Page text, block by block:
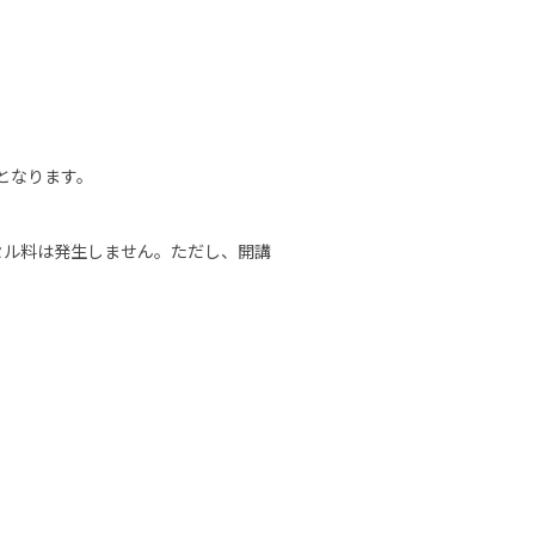
ります。
料は発生しません。ただし、開講